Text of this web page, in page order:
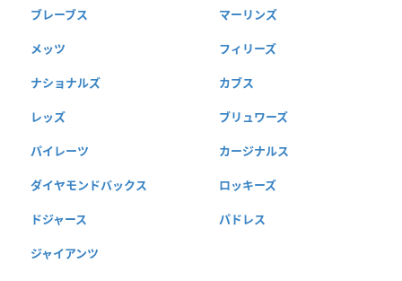
ブレーブス マーリンズ
メッツ フィリーズ
ナショナルズ カブス
レッズ ブリュワーズ
パイレーツ カージナルス
ダイヤモンドバックス ロッキーズ
ドジャース パドレス
ジャイアンツ